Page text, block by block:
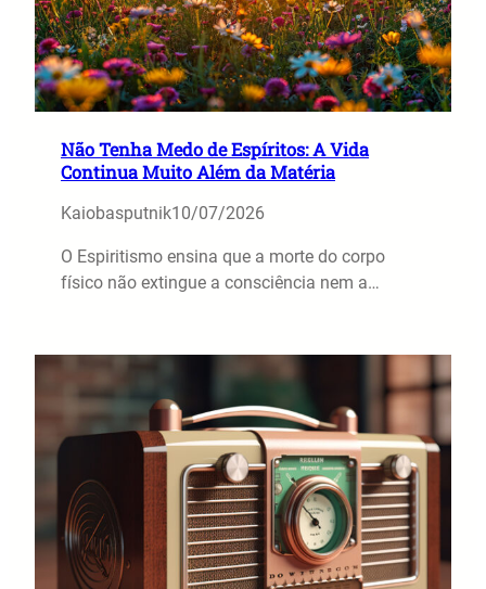
Não Tenha Medo de Espíritos: A Vida
Continua Muito Além da Matéria
Kaiobasputnik10/07/2026
O Espiritismo ensina que a morte do corpo
físico não extingue a consciência nem a…